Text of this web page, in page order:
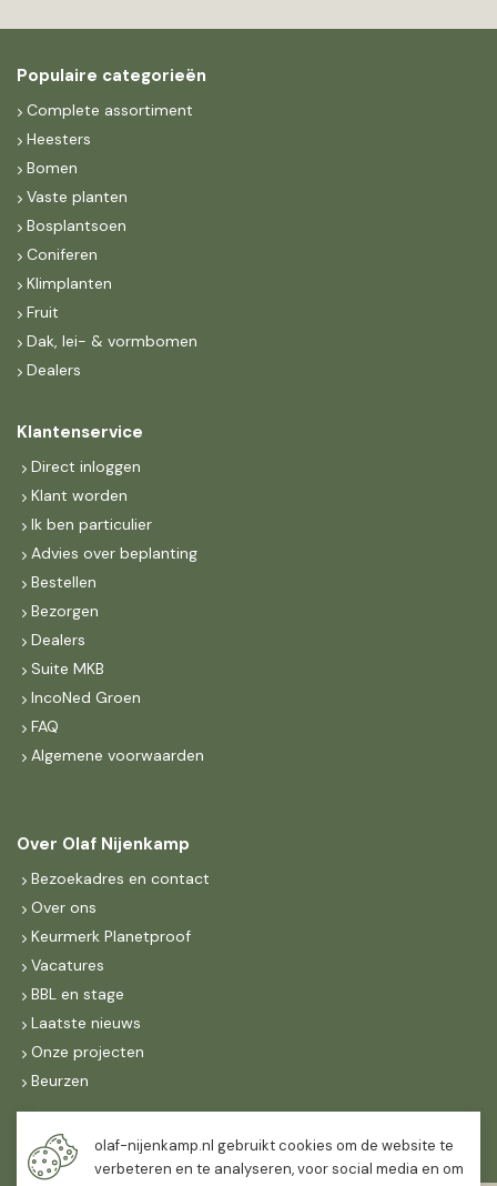
Populaire categorieën
Complete assortiment
Heesters
Bomen
Vaste planten
Bosplantsoen
Coniferen
Klimplanten
Fruit
Dak, lei- & vormbomen
Dealers
Klantenservice
Direct inloggen
Klant worden
Ik ben particulier
Advies over beplanting
Bestellen
Bezorgen
Dealers
Suite MKB
IncoNed Groen
FAQ
Algemene voorwaarden
Over Olaf Nijenkamp
Bezoekadres en contact
Over ons
Keurmerk Planetproof
Vacatures
BBL en stage
Laatste nieuws
Onze projecten
Beurzen
Maandag t/m vrijdag
07:30- 16:30
olaf-nijenkamp.nl gebruikt cookies om de website te
verbeteren en te analyseren, voor social media en om